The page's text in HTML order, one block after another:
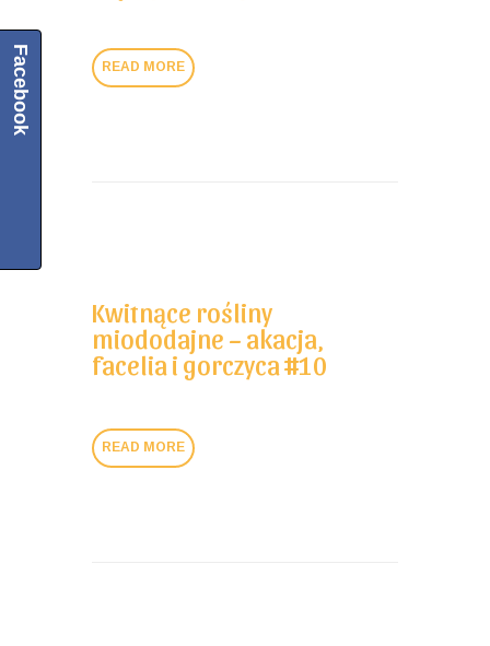
READ MORE
Kwitnące rośliny
miododajne – akacja,
facelia i gorczyca #10
READ MORE
Facebook